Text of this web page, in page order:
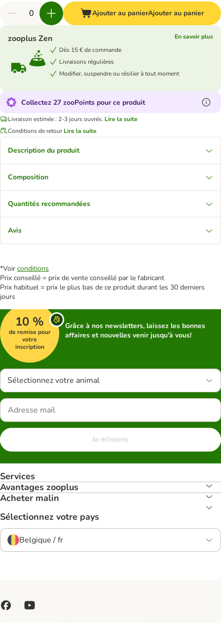
Ajouter au panierAjouter au panier
zooplus Zen
En savoir plus
Dès 15 € de commande
Livraisons régulières
Modifier, suspendre ou résilier à tout moment
Collectez 27 zooPoints pour ce produit
Livraison estimée : 2-3 jours ouvrés. Lire la suite
Conditions de retour Lire la suite
Description du produit
Composition
Quantités recommandées
Avis
*Voir conditions
Prix conseillé = prix de vente conseillé par le fabricant
Prix habituel = prix le plus bas de ce produit durant les 30 derniers
jours
10 %
de remise pour
votre
inscription
Grâce à nos newsletters, laissez les bonnes
affaires et nouvelles venir jusqu'à vous!
Sélectionnez votre animal
Je m'inscris
Services
Avantages zooplus
Acheter malin
Sélectionnez votre pays
Belgique / fr